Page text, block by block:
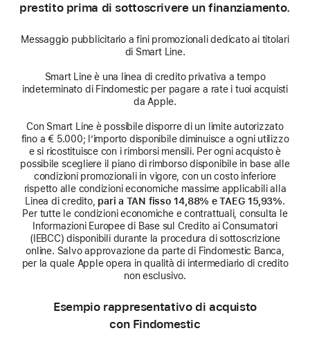
prestito prima di sottoscrivere un finanziamento.
Messaggio pubblicitario a fini promozionali dedicato ai titolari
di Smart Line.
Smart Line è una linea di credito privativa a tempo
indeterminato di Findomestic per pagare a rate i tuoi acquisti
da Apple.
Con Smart Line è possibile disporre di un limite autorizzato
fino a € 5.000; l’importo disponibile diminuisce a ogni utilizzo
e si ricostituisce con i rimborsi mensili. Per ogni acquisto è
possibile scegliere il piano di rimborso disponibile in base alle
condizioni promozionali in vigore, con un costo inferiore
rispetto alle condizioni economiche massime applicabili alla
Linea di credito, pari a TAN fisso 14,88% e TAEG 15,93%.
Per tutte le condizioni economiche e contrattuali, consulta le
Informazioni Europee di Base sul Credito ai Consumatori
(IEBCC) disponibili durante la procedura di sottoscrizione
online. Salvo approvazione da parte di Findomestic Banca,
per la quale Apple opera in qualità di intermediario di credito
non esclusivo.
Esempio rappresentativo di acquisto
con Findomestic